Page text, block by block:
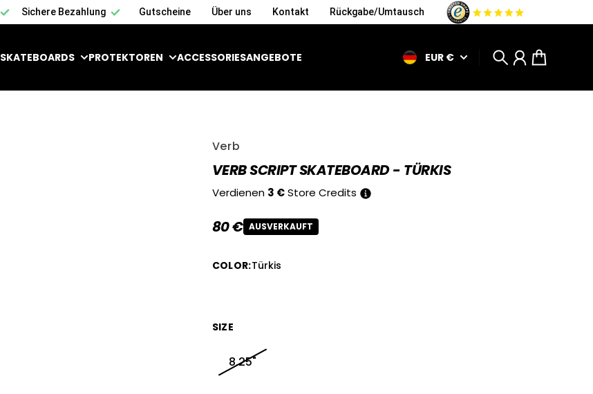
Sichere Bezahlung Gutscheine Über uns Kontakt Rückgabe/Umtausch
SKATEBOARDS PROTEKTOREN ACCESSORIESANGEBOTE EUR € SucheKontoWarenkorb
Verb
VERB SCRIPT SKATEBOARD - TÜRKIS
Verdienen 3 €Store Credits
Regulärer Preis 80 €
80 € AUSVERKAUFT
COLOR:Türkis
SIZE
8.25"